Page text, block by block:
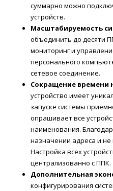
суммарно можно
устройств.
Масштабируемость
объединить до десяти
мониторинг и
персонального
сетевое соединение.
Сокращение времени
устройство имеет
запуске системы
опрашивает все
наименования.
назначении адреса и
Настройка всех
централизованно с ППК.
Дополнительная
конфигурирования